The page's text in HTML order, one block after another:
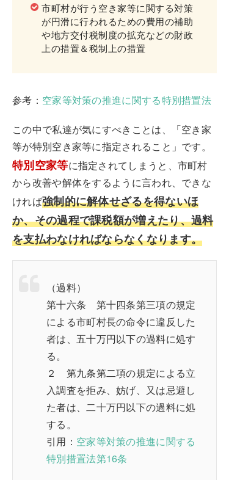
市町村が行う空き家等に関する対策
が円滑に行われるための費用の補助
や地方交付税制度の拡充などの財政
上の措置＆税制上の措置
参考： 空家等対策の推進に関する特別措置法
この中で私達が気にすべきことは、「空き家
等が特別空き家等に指定されること」です。
特別空家等に指定されてしまうと、市町村
から改善や解体をするように言われ、できな
ければ強制的に解体せざるを得ないほ
か、その過程で課税額が増えたり、過料
を支払わなければならなくなります。
（過料）
第十六条 第十四条第三項の規定
による市町村長の命令に違反した
者は、五十万円以下の過料に処す
る。
２ 第九条第二項の規定による立
入調査を拒み、妨げ、又は忌避し
た者は、二十万円以下の過料に処
する。
引用： 空家等対策の推進に関する
特別措置法第16条